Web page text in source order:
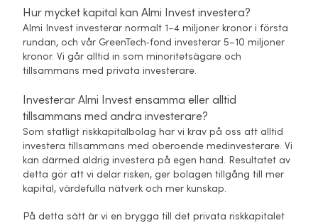
Hur mycket kapital kan Almi Invest investera?
Almi Invest investerar normalt 1–4 miljoner kronor i första
rundan, och vår GreenTech‑fond investerar 5–10 miljoner
kronor. Vi går alltid in som minoritetsägare och
tillsammans med privata investerare.
Investerar Almi Invest ensamma eller alltid
tillsammans med andra investerare?
Som statligt riskkapitalbolag har vi krav på oss att alltid
investera tillsammans med oberoende medinvesterare. Vi
kan därmed aldrig investera på egen hand. Resultatet av
detta gör att vi delar risken, ger bolagen tillgång till mer
kapital, värdefulla nätverk och mer kunskap.
På detta sätt är vi en brygga till det privata riskkapitalet